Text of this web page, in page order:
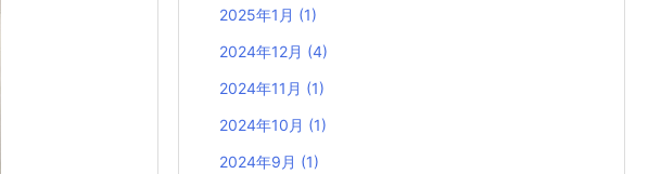
2025年1月 (1)
2024年12月 (4)
2024年11月 (1)
2024年10月 (1)
2024年9月 (1)